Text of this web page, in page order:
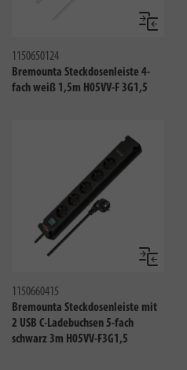
Vergleichen
1150650124
Bremounta Steckdosenleiste 4-
fach weiß 1,5m H05VV-F 3G1,5
Vergleichen
1150660415
Bremounta Steckdosenleiste mit
2 USB C-Ladebuchsen 5-fach
schwarz 3m H05VV-F3G1,5